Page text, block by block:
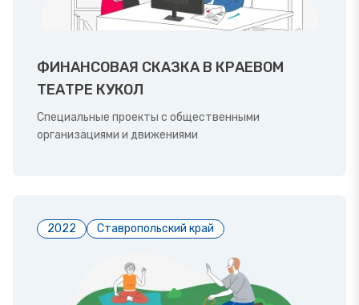
ФИНАНСОВАЯ СКАЗКА В КРАЕВОМ
ТЕАТРЕ КУКОЛ
Специальные проекты с общественными
организациями и движениями
2022 Ставропольский край